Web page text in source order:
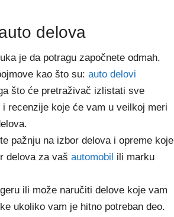
delova
je da potragu započnete odmah.
kao što su: auto delovi
što će pretraživač izlistati sve
recenzije koje će vam u veilkoj meri
pažnju na izbor delova i opreme koje
delova za vaš automobil ili marku
ili može naručiti delove koje vam
ukoliko vam je hitno potreban deo.